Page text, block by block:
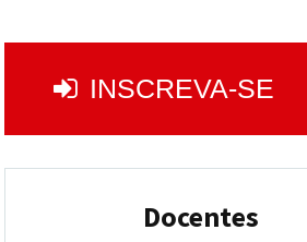
INSCREVA-SE
Docentes